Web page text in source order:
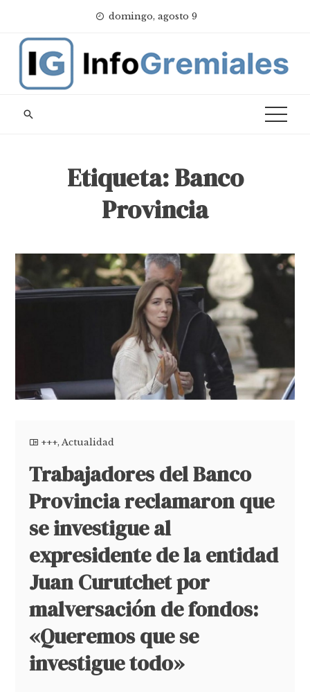
content
domingo, agosto 9
Etiqueta:Banco
Provincia
+++,Actualidad
Trabajadores del Banco
Provincia reclamaron que
se investigue al
expresidente de la entidad
Juan Curutchet por
malversación de fondos:
«Queremos que se
investigue todo»